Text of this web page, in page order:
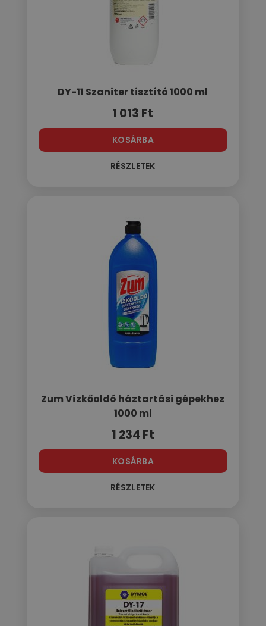
DY-11 Szaniter tisztító 1000 ml
1 013 Ft
KOSÁRBA
RÉSZLETEK
Zum Vízkőoldó háztartási gépekhez
1000 ml
1 234 Ft
KOSÁRBA
RÉSZLETEK